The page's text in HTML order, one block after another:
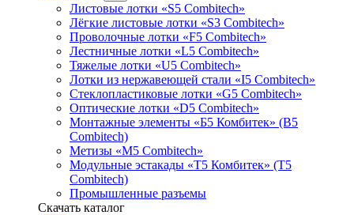
Листовые лотки «S5 Combitech»
Лёгкие листовые лотки «S3 Combitech»
Проволочные лотки «F5 Combitech»
Лестничные лотки «L5 Combitech»
Тяжелые лотки «U5 Combitech»
Лотки из нержавеющей стали «I5 Combitech»
Стеклопластиковые лотки «G5 Combitech»
Оптические лотки «D5 Combitech»
Монтажные элементы «Б5 Комбитек» (B5
Combitech)
Метизы «M5 Combitech»
Модульные эстакады «Т5 Комбитек» (T5
Combitech)
Промышленные разъемы
Скачать каталог